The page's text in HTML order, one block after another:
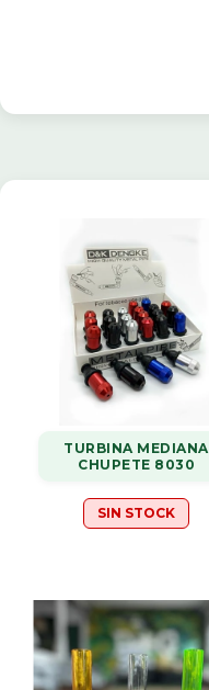
TURBINA MEDIANA
CHUPETE 8030
SIN STOCK